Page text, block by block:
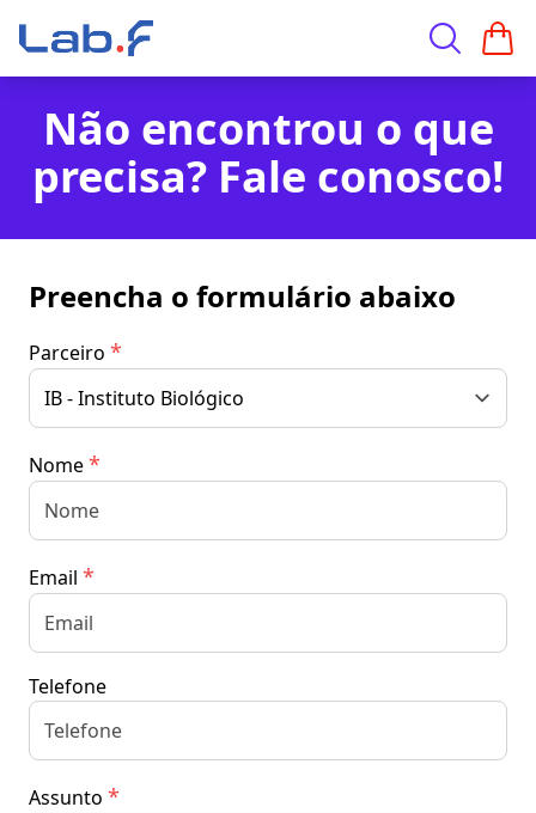
Não encontrou o que
precisa? Fale conosco!
Preencha o formulário abaixo
Parceiro *
Nome*
Email *
Telefone
Assunto *